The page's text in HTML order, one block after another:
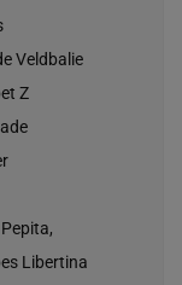
Veldbalie
Z
Libertina